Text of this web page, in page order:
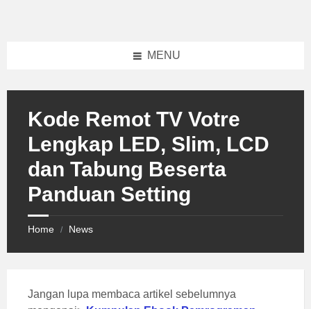
MENU
Kode Remot TV Votre
Lengkap LED, Slim, LCD
dan Tabung Beserta
Panduan Setting
Home / News
Jangan lupa membaca artikel sebelumnya